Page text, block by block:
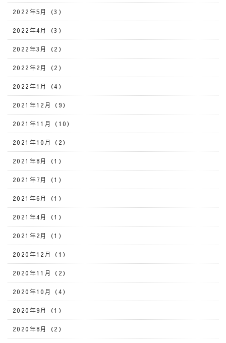
2022年5月（3）
2022年4月（3）
2022年3月（2）
2022年2月（2）
2022年1月（4）
2021年12月（9）
2021年11月（10）
2021年10月（2）
2021年8月（1）
2021年7月（1）
2021年6月（1）
2021年4月（1）
2021年2月（1）
2020年12月（1）
2020年11月（2）
2020年10月（4）
2020年9月（1）
2020年8月（2）